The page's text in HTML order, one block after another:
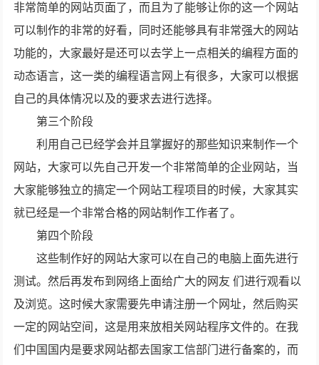
非常简单的网站页面了，而且为了能够让你的这一个网站
可以制作的非常的好看，同时还能够具有非常强大的网站
功能的，大家最好是还可以去学上一点相关的编程方面的
动态语言，这一类的编程语言网上有很多，大家可以根据
自己的具体情况以及的要求去进行选择。
第三个阶段
利用自己已经学会并且掌握好的那些知识来制作一个
网站，大家可以先自己开发一个非常简单的企业网站，当
大家能够独立的搞定一个网站工程项目的时候，大家其实
就已经是一个非常合格的网站制作工作者了。
第四个阶段
这些制作好的网站大家可以在自己的电脑上面先进行
测试。然后再发布到网络上面给广大的网友 们进行观看以
及浏览。这时候大家需要先申请注册一个网址，然后购买
一定的网站空间，这是用来放相关网站程序文件的。在我
们中国国内是要求网站都去国家工信部门进行备案的，而